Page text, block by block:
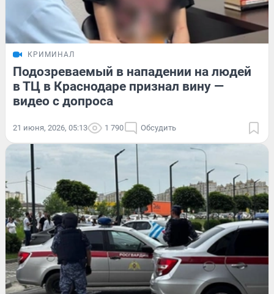
КРИМИНАЛ
Подозреваемый в нападении на людей
в ТЦ в Краснодаре признал вину —
видео с допроса
21 июня, 2026, 05:13 1 790 Обсудить